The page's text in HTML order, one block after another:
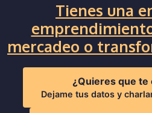
Tienes una
mercadeo o
¿Quieres que te
Dejame tus datos y